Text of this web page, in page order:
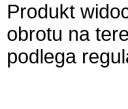
Produkt
obrotu na
podlega